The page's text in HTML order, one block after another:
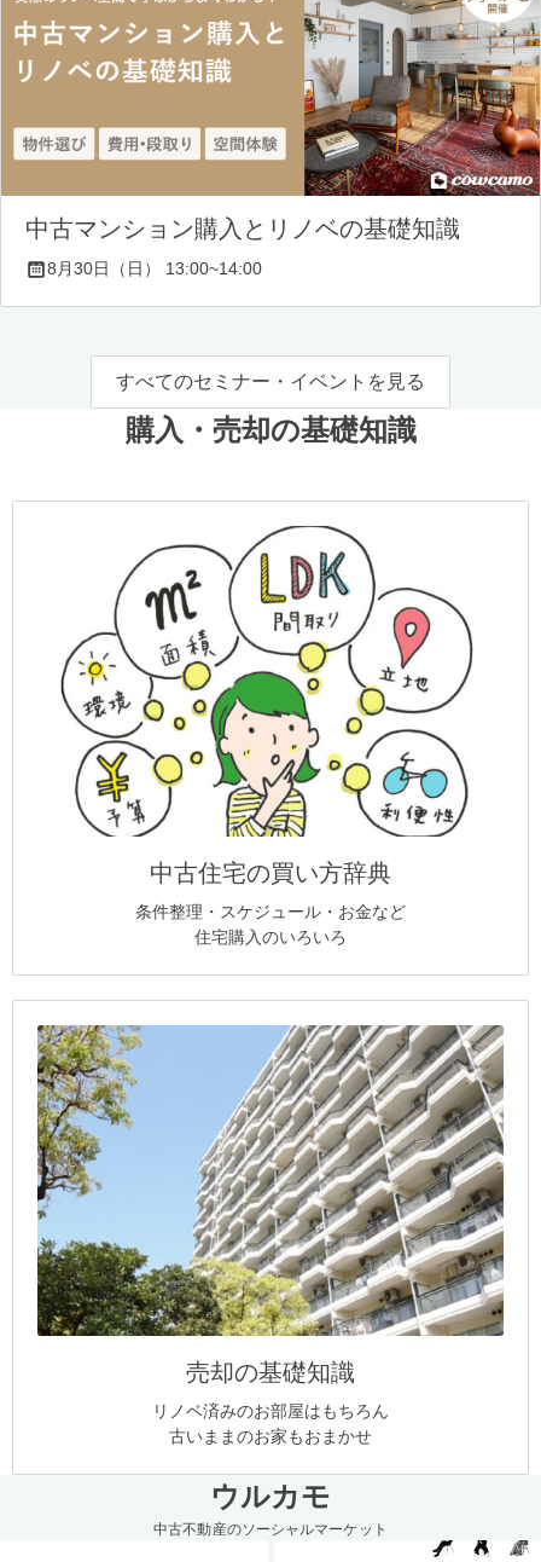
中古マンション購入とリノベの基礎知識
8月30日（日） 13:00~14:00
すべてのセミナー・イベントを見る
購入・売却の基礎知識
中古住宅の買い方辞典
条件整理・スケジュール・お金など
住宅購入のいろいろ
売却の基礎知識
リノベ済みのお部屋はもちろん
古いままのお家もおまかせ
ウルカモ
中古不動産のソーシャルマーケット